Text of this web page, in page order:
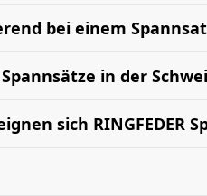
bei einem
Spannsätze in der
sich RINGFEDER